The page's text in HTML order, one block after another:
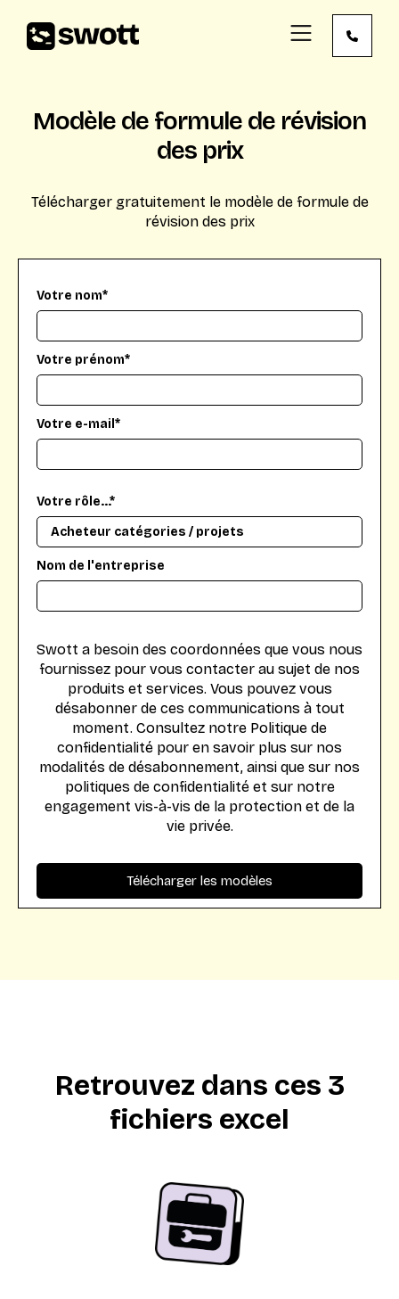
Modèle de formule de révision
des prix
Télécharger gratuitement le modèle de formule de
révision des prix
Votre nom*
Votre prénom*
Votre e-mail*
Votre rôle...*
Nom de l'entreprise
Swott a besoin des coordonnées que vous nous
fournissez pour vous contacter au sujet de nos
produits et services. Vous pouvez vous
désabonner de ces communications à tout
moment. Consultez notre Politique de
confidentialité pour en savoir plus sur nos
modalités de désabonnement, ainsi que sur nos
politiques de confidentialité et sur notre
engagement vis-à-vis de la protection et de la
vie privée.
Retrouvez dans ces 3
fichiers excel